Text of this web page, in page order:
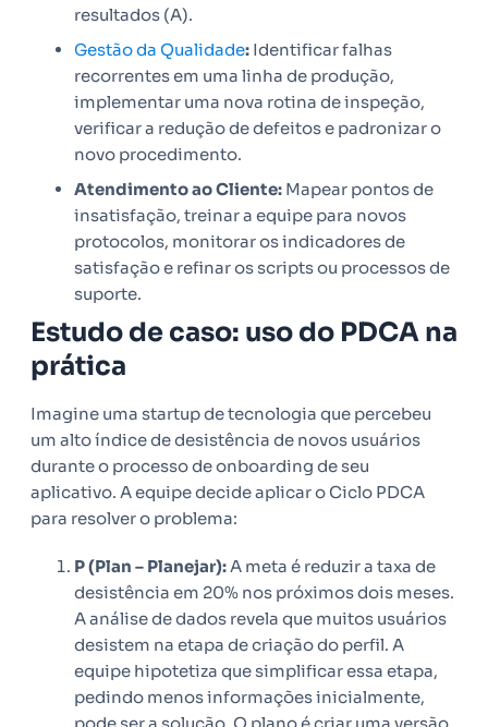
resultados (A).
Gestão da Qualidade: Identificar falhas
recorrentes em uma linha de produção,
implementar uma nova rotina de inspeção,
verificar a redução de defeitos e padronizar o
novo procedimento.
Atendimento ao Cliente: Mapear pontos de
insatisfação, treinar a equipe para novos
protocolos, monitorar os indicadores de
satisfação e refinar os scripts ou processos de
suporte.
Estudo de caso: uso do PDCA na
prática
Imagine uma startup de tecnologia que percebeu
um alto índice de desistência de novos usuários
durante o processo de onboarding de seu
aplicativo. A equipe decide aplicar o Ciclo PDCA
para resolver o problema:
P (Plan – Planejar):A meta é reduzir a taxa de
desistência em 20% nos próximos dois meses.
A análise de dados revela que muitos usuários
desistem na etapa de criação do perfil. A
equipe hipotetiza que simplificar essa etapa,
pedindo menos informações inicialmente,